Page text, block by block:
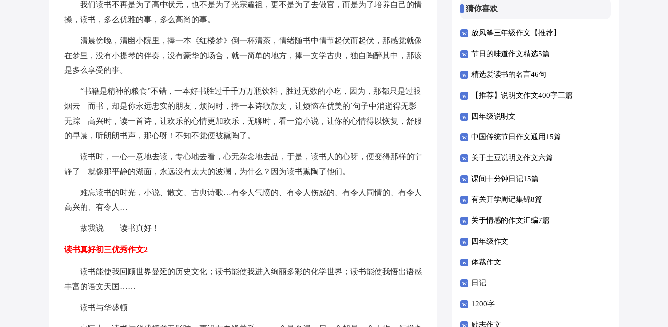
我们读书不再是为了高中状元，也不是为了光宗耀祖，更不是为了去做官，而是为了培养自己的情
操，读书，多么优雅的事，多么高尚的事。
清晨傍晚，清幽小院里，捧一本《红楼梦》倒一杯清茶，情绪随书中情节起伏而起伏，那感觉就像
在梦里，没有小提琴的伴奏，没有豪华的场合，就一简单的地方，捧一文学古典，独自陶醉其中，那该
是多么享受的事。
“书籍是精神的粮食”不错，一本好书胜过千千万万瓶饮料，胜过无数的小吃，因为，那都只是过眼
烟云，而书，却是你永远忠实的朋友，烦闷时，捧一本诗歌散文，让烦恼在优美的`句子中消逝得无影
无踪，高兴时，读一首诗，让欢乐的心情更加欢乐，无聊时，看一篇小说，让你的心情得以恢复，舒服
的早晨，听朗朗书声，那心呀！不知不觉便被熏陶了。
读书时，一心一意地去读，专心地去看，心无杂念地去品，于是，读书人的心呀，便变得那样的宁
静了，就像那平静的湖面，永远没有太大的波澜，为什么？因为读书熏陶了他们。
难忘读书的时光，小说、散文、古典诗歌…有令人气愤的、有令人伤感的、有令人同情的、有令人
高兴的、有令人…
故我说——读书真好！
读书真好初三优秀作文2
读书能使我回顾世界曼延的历史文化；读书能使我进入绚丽多彩的化学世界；读书能使我悟出语感
丰富的语文天国……
读书与华盛顿
猜你喜欢
放风筝三年级作文【推荐】
节日的味道作文精选5篇
精选爱读书的名言46句
【推荐】说明文作文400字三篇
四年级说明文
中国传统节日作文通用15篇
关于土豆说明文作文六篇
课间十分钟日记15篇
有关开学周记集锦8篇
关于情感的作文汇编7篇
四年级作文
体裁作文
日记
1200字
励志作文